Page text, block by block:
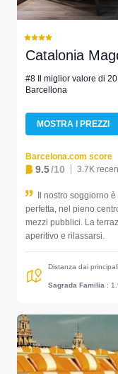
Catalonia
#8 Il miglior valore di
Barcellona
MOSTRA I PREZZI
Barcelona.com score
9.5/10 3.7K
Il nostro soggiorno
perfetta, nel pieno
mezzi pubblici. La
aperitivo e rilassarsi.
Distanza dai
Sagrada Familia :